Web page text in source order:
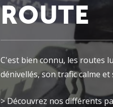
ROUTE
C'est bien connu, les routes
dénivellés, son trafic calme
> Découvrez nos différents